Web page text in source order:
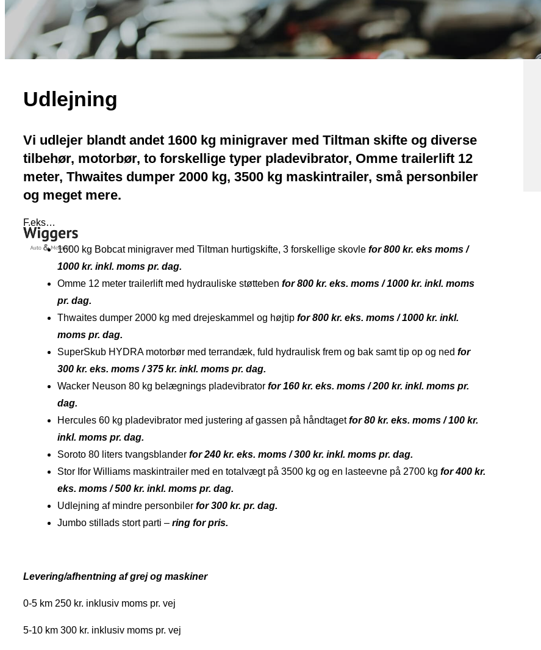
Udlejning
Vi udlejer blandt andet 1600 kg minigraver med Tiltman skifte og diverse
tilbehør, motorbør, to forskellige typer pladevibrator, Omme trailerlift 12
meter, Thwaites dumper 2000 kg, 3500 kg maskintrailer, små personbiler
og meget mere.
F.eks…
1600 kg Bobcat minigraver med Tiltman hurtigskifte, 3 forskellige skovle for 800 kr. eks moms /
1000 kr. inkl. moms pr. dag.
Omme 12 meter trailerlift med hydrauliske støtteben for 800 kr. eks. moms / 1000 kr. inkl. moms
pr. dag.
Thwaites dumper 2000 kg med drejeskammel og højtip for 800 kr. eks. moms / 1000 kr. inkl.
moms pr. dag.
SuperSkub HYDRA motorbør med terrandæk, fuld hydraulisk frem og bak samt tip op og ned for
300 kr. eks. moms / 375 kr. inkl. moms pr. dag.
Wacker Neuson 80 kg belægnings pladevibrator for 160 kr. eks. moms / 200 kr. inkl. moms pr.
dag.
Hercules 60 kg pladevibrator med justering af gassen på håndtagetfor 80 kr. eks. moms / 100 kr.
inkl. moms pr. dag.
Soroto 80 liters tvangsblander for 240 kr. eks. moms / 300 kr. inkl. moms pr. dag.
Stor Ifor Williams maskintrailer med en totalvægt på 3500 kg og en lasteevne på 2700 kg for 400 kr.
eks. moms / 500 kr. inkl. moms pr. dag.
Udlejning af mindre personbiler for 300 kr. pr. dag.
Jumbo stillads stort parti – ring for pris.
Levering/afhentning af grej og maskiner
0-5 km 250 kr. inklusiv moms pr. vej
5-10 km 300 kr. inklusiv moms pr. vej